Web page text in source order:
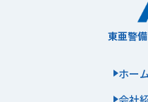
東亜警
ホー